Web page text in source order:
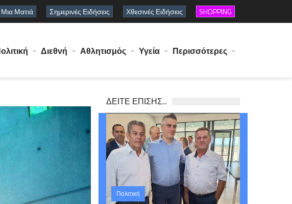
Ματιά Σημερινές Ειδήσεις Χθεσινές Ειδήσεις SHOPPING
Διεθνή Αθλητισμός Υγεία Περισσότερες
ΔΕΙΤΕ ΕΠΙΣΗΣ...
Πολιτική